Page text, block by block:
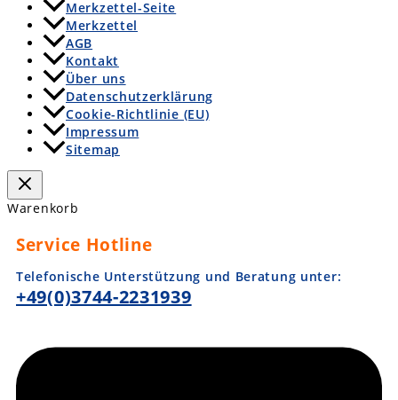
Merkzettel-Seite
Merkzettel
AGB
Kontakt
Über uns
Datenschutzerklärung
Cookie-Richtlinie (EU)
Impressum
Sitemap
Warenkorb
Service Hotline
Telefonische Unterstützung und Beratung unter:
+49(0)3744-2231939